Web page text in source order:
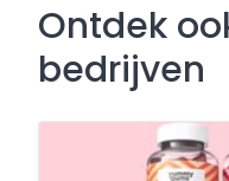
Ontdek
bedrijven